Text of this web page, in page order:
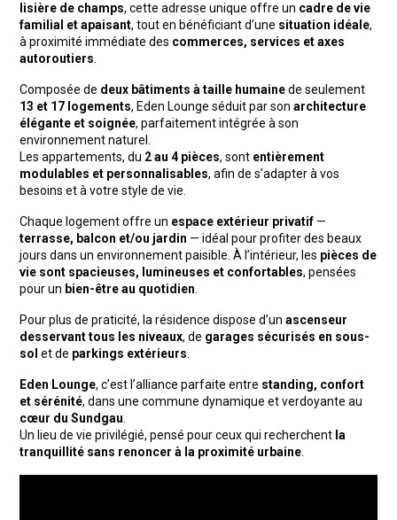
lisière de champs, cette adresse unique offre un cadre de vie
familial et apaisant, tout en bénéficiant d’une situation idéale,
à proximité immédiate des commerces, services et axes
autoroutiers
Composée de deux bâtiments à taille humainede seulement
13 et 17 logements, Eden Lounge séduit par son architecture
élégante et soignée, parfaitement intégrée à son
environnement naturel.
Les appartements, du 2 au 4 pièces, sont entièrement
modulables et personnalisables, afin de s’adapter à vos
besoins et à votre style de vie.
Chaque logement offre un espace extérieur privatif —
terrasse, balcon et/ou jardin — idéal pour profiter des beaux
jours dans un environnement paisible. À l’intérieur, les pièces de
vie sont spacieuses, lumineuses et confortables, pensées
pour un bien-être au quotidien
Pour plus de praticité, la résidence dispose d’un ascenseur
desservant tous les niveaux, de garages sécurisés en sous-
sol et de parkings extérieurs
Eden Lounge, c’est l’alliance parfaite entre standing, confort
et sérénité, dans une commune dynamique et verdoyante au
cœur du Sundgau
Un lieu de vie privilégié, pensé pour ceux qui recherchent la
tranquillité sans renoncer à la proximité urbaine